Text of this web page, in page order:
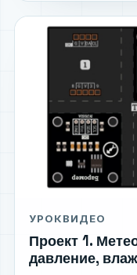
УРОКВИДЕО
Проект 1.
давление,